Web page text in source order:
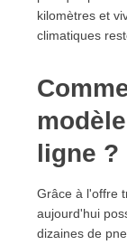
kilomètres et
climatiques
ligne ?
Grâce à l'offre
aujourd'hui
dizaines de